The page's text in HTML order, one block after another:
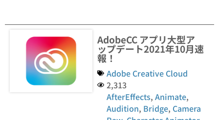
AdobeCC アプリ大型ア
ップデート2021年10月速
報！
Adobe Creative Cloud
2,313
AfterEffects,Animate,
Audition, Bridge, Camera